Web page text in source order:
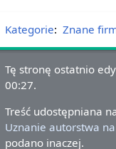
Kategorie: Znane
Tę stronę ostatnio
00:27.
Treść udostępniana
Uznanie autorstwa
podano inaczej.